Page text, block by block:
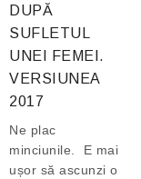
DUPĂ
SUFLETUL
UNEI FEMEI.
VERSIUNEA
2017
Ne plac
minciunile. E mai
ușor să ascunzi o